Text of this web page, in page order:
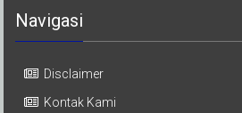
Navigasi
Disclaimer
Kontak Kami